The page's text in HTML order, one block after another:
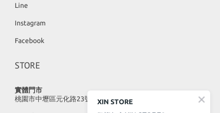
Line
Instagram
Facebook
STORE
實體門市
桃園市中壢區元化路23號
XIN STORE